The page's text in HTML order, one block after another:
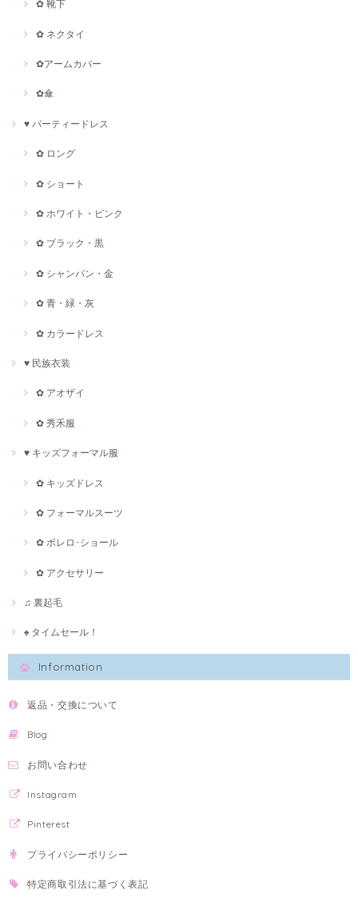
✿ 靴下
✿ ネクタイ
✿アームカバー
✿傘
♥ パーティードレス
✿ ロング
✿ ショート
✿ ホワイト・ピンク
✿ ブラック・黒
✿ シャンパン・金
✿ 青・緑・灰
✿ カラードレス
♥ 民族衣装
✿ アオザイ
✿ 秀禾服
♥ キッズフォーマル服
✿ キッズドレス
✿ フォーマルスーツ
✿ ボレロ･ショール
✿ アクセサリー
♫ 裏起毛
♠ タイムセール！
Information
返品・交換について
Blog
お問い合わせ
Instagram
Pinterest
プライバシーポリシー
特定商取引法に基づく表記